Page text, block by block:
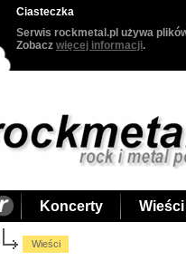
Ciasteczka
Serwis rockmetal.pl używa
Zobacz więcej informacji.
Koncerty Wieści
Wieści